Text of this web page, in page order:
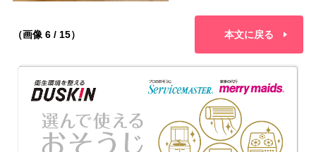
（画像 6 / 15） 本文に戻る